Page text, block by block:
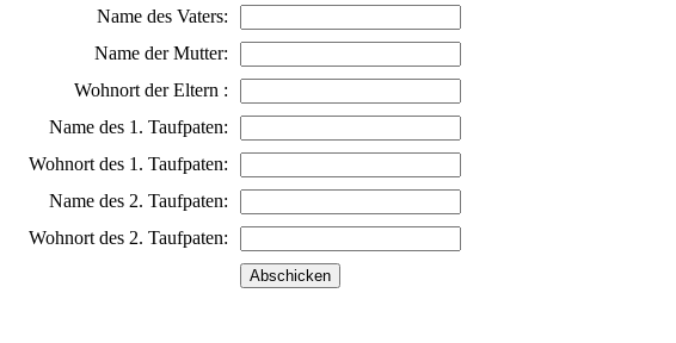
Name des Vaters:
Name der Mutter:
Wohnort der Eltern :
Name des 1. Taufpaten:
Wohnort des 1. Taufpaten:
Name des 2. Taufpaten:
Wohnort des 2. Taufpaten: